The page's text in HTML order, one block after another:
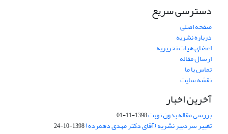
دسترسی سریع
صفحه اصلی
درباره نشریه
اعضای هیات تحریریه
ارسال مقاله
تماس با ما
نقشه سایت
آخرین اخبار
بررسی مقاله بدون نوبت1398-11-01
تغییر سردبیر نشریه (آقای دکتر مهدی دهمرده)1398-10-24